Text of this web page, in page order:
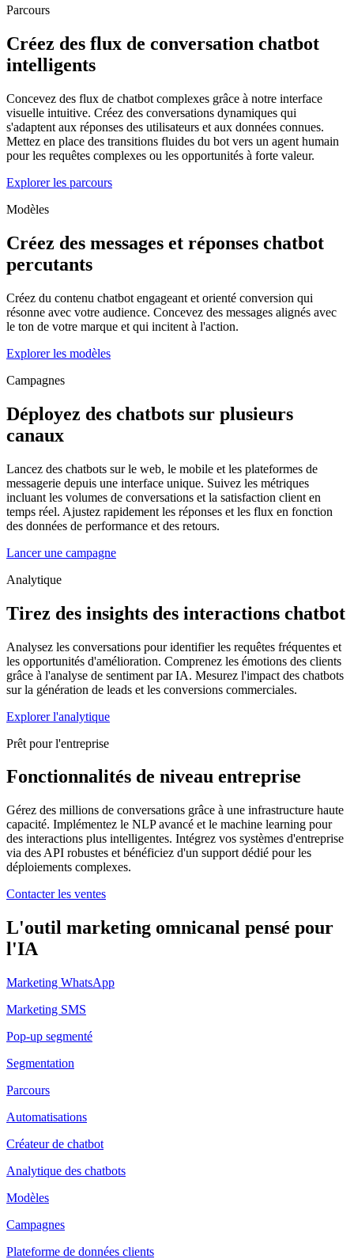
Parcours
Créez des flux de conversation chatbot
intelligents
Concevez des flux de chatbot complexes grâce à notre interface
visuelle intuitive. Créez des conversations dynamiques qui
s'adaptent aux réponses des utilisateurs et aux données connues.
Mettez en place des transitions fluides du bot vers un agent humain
pour les requêtes complexes ou les opportunités à forte valeur.
Explorer les parcours
Modèles
Créez des messages et réponses chatbot
percutants
Créez du contenu chatbot engageant et orienté conversion qui
résonne avec votre audience. Concevez des messages alignés avec
le ton de votre marque et qui incitent à l'action.
Explorer les modèles
Campagnes
Déployez des chatbots sur plusieurs
canaux
Lancez des chatbots sur le web, le mobile et les plateformes de
messagerie depuis une interface unique. Suivez les métriques
incluant les volumes de conversations et la satisfaction client en
temps réel. Ajustez rapidement les réponses et les flux en fonction
des données de performance et des retours.
Lancer une campagne
Analytique
Tirez des insights des interactions chatbot
Analysez les conversations pour identifier les requêtes fréquentes et
les opportunités d'amélioration. Comprenez les émotions des clients
grâce à l'analyse de sentiment par IA. Mesurez l'impact des chatbots
sur la génération de leads et les conversions commerciales.
Explorer l'analytique
Prêt pour l'entreprise
Fonctionnalités de niveau entreprise
Gérez des millions de conversations grâce à une infrastructure haute
capacité. Implémentez le NLP avancé et le machine learning pour
des interactions plus intelligentes. Intégrez vos systèmes d'entreprise
via des API robustes et bénéficiez d'un support dédié pour les
déploiements complexes.
Contacter les ventes
L'outil marketing omnicanal pensé pour
l'IA
Marketing WhatsApp
Marketing SMS
Pop-up segmenté
Segmentation
Parcours
Automatisations
Créateur de chatbot
Analytique des chatbots
Modèles
Campagnes
Plateforme de données clients